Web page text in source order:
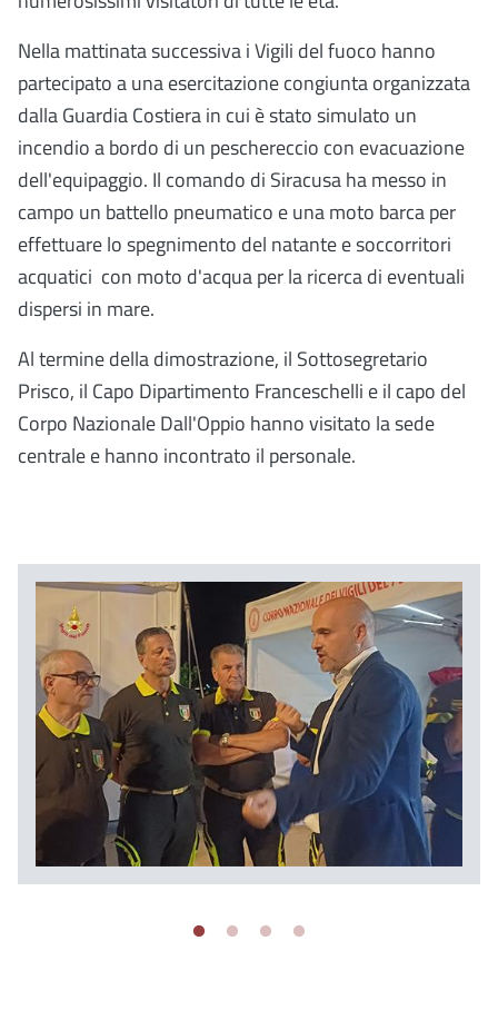
Nella mattinata successiva i Vigili del fuoco hanno
partecipato a una esercitazione congiunta organizzata
dalla Guardia Costiera in cui è stato simulato un
incendio a bordo di un peschereccio con evacuazione
dell'equipaggio. Il comando di Siracusa ha messo in
campo un battello pneumatico e una moto barca per
effettuare lo spegnimento del natante e soccorritori
acquatici con moto d'acqua per la ricerca di eventuali
dispersi in mare.
Al termine della dimostrazione, il Sottosegretario
Prisco, il Capo Dipartimento Franceschelli e il capo del
Corpo Nazionale Dall'Oppio hanno visitato la sede
centrale e hanno incontrato il personale.